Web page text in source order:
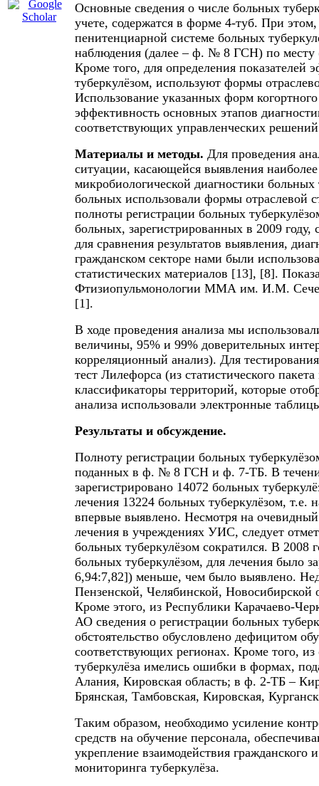
Основные сведения о числе больных
учете, содержатся в форме 4-туб. При
пенитенциарной системе больных
наблюдения (далее – ф. № 8 ГСН) по месту
Кроме того, для определения
туберкулёзом, используют формы
Использование указанных форм
эффективность основных этапов
соответствующих управленческих
Материалы и методы. Для проведения
ситуации, касающейся выявления
микробиологической диагностики больных
больных использовали формы отраслевой
полноты регистрации больных
больных, зарегистрированных в 2009
для сравнения результатов выявления,
гражданском секторе нами были
статистических материалов [13], [8].
Фтизиопульмонологии ММА им. И.М.
[1].
В ходе проведения анализа мы
величины, 95% и 99% доверительных
корреляционный анализ). Для
тест Лилефорса (из статистического
классификаторы территорий, которые
анализа использовали электронные
Результаты и обсуждение.
Полноту регистрации больных
поданных в ф. № 8 ГСН и ф. 7-ТБ. В
зарегистрировано 14072 больных
лечения 13224 больных туберкулёзом,
впервые выявлено. Несмотря на
лечения в учреждениях УИС, следует
больных туберкулёзом сократился. В
больных туберкулёзом, для лечения было
6,94:7,82]) меньше, чем было выявлено.
Пензенской, Челябинской, Новосибирской
Кроме этого, из Республики Карачаево-
АО сведения о регистрации больных
обстоятельство обусловлено дефицитом
соответствующих регионах. Кроме того,
туберкулёза имелись ошибки в формах,
Алания, Кировская область; в ф. 2-ТБ –
Брянская, Тамбовская, Кировская,
Таким образом, необходимо усиление
средств на обучение персонала,
укрепление взаимодействия гражданского
мониторинга туберкулёза.